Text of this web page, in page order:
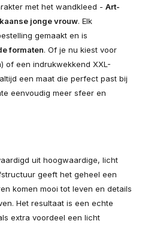
met het wandkleed - Art-
jonge vrouw. Elk
gemaakt en is
formaten. Of je nu kiest voor
of een indrukwekkend XXL-
een maat die perfect past bij
eenvoudig meer sfeer en
uit hoogwaardige, licht
geeft het geheel een
komen mooi tot leven en details
Het resultaat is een echte
extra voordeel een licht